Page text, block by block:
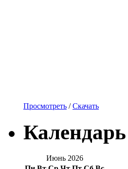
Просмотреть /Скачать
Июнь 2026